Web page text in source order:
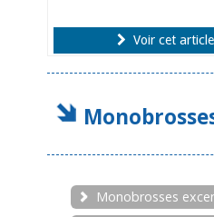
Voir cet article
Monobrosses